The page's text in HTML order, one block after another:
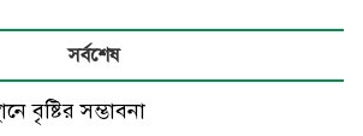
সর্বশেষ
বৃষ্টির সম্ভাবনা